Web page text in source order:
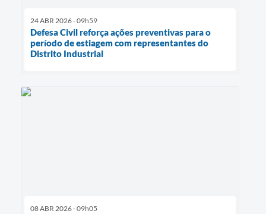
24 ABR 2026 - 09h59
Defesa Civil reforça ações preventivas para o
período de estiagem com representantes do
Distrito Industrial
08 ABR 2026 - 09h05